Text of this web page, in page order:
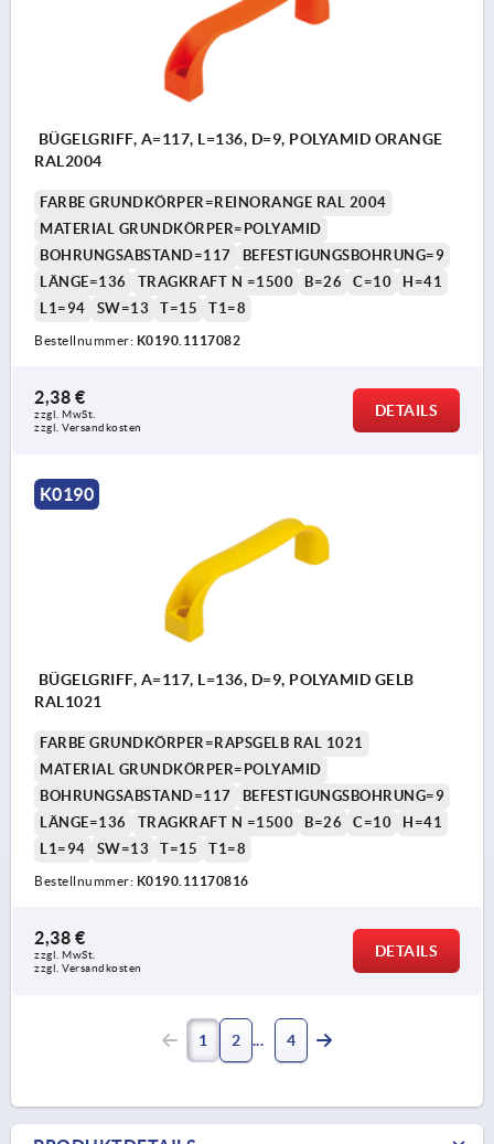
BÜGELGRIFF, A=117, L=136, D=9, POLYAMID ORANGE
RAL2004
FARBE GRUNDKÖRPER=REINORANGE RAL 2004
MATERIAL GRUNDKÖRPER=POLYAMID
BOHRUNGSABSTAND=117
BEFESTIGUNGSBOHRUNG=9
LÄNGE=136
TRAGKRAFT N =1500 B=26 C=10
H=41
L1=94
SW=13 T=15 T1=8
Bestellnummer: K0190.1117082
2,38 €
zzgl. MwSt.
zzgl. Versandkosten
DETAILS
K0190
BÜGELGRIFF, A=117, L=136, D=9, POLYAMID GELB
RAL1021
FARBE GRUNDKÖRPER=RAPSGELB RAL 1021
MATERIAL GRUNDKÖRPER=POLYAMID
BOHRUNGSABSTAND=117
BEFESTIGUNGSBOHRUNG=9
LÄNGE=136
TRAGKRAFT N =1500 B=26 C=10
H=41
L1=94
SW=13 T=15 T1=8
Bestellnummer: K0190.11170816
2,38 €
zzgl. MwSt.
zzgl. Versandkosten
DETAILS
1 2 4